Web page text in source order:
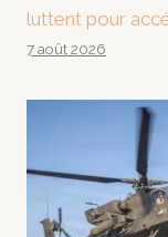
luttent pour
7 août 2026